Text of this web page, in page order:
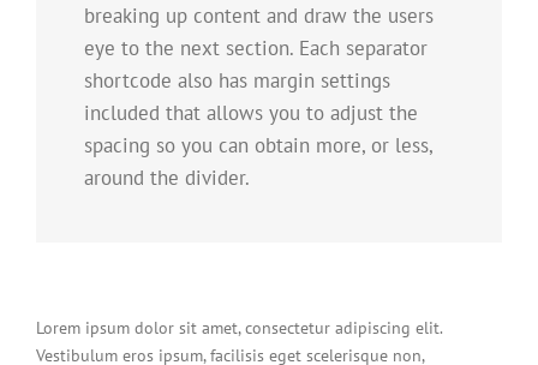
breaking up content and draw the users
eye to the next section. Each separator
shortcode also has margin settings
included that allows you to adjust the
spacing so you can obtain more, or less,
around the divider.
Lorem ipsum dolor sit amet, consectetur adipiscing elit.
Vestibulum eros ipsum, facilisis eget scelerisque non,